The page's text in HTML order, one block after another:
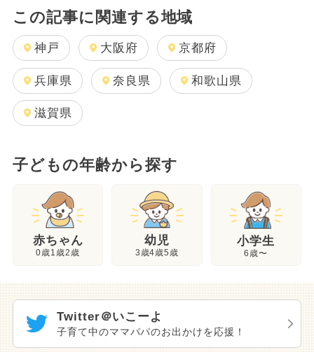
この記事に関連する地域
神戸 大阪府 京都府
兵庫県 奈良県 和歌山県
滋賀県
子どもの年齢から探す
赤ちゃん
0歳1歳2歳
幼児
3歳4歳5歳
小学生
6歳〜
Twitter＠いこーよ
子育て中のママパパのお出かけを応援！